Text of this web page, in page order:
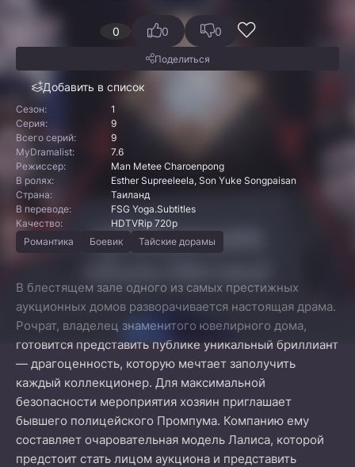
0
Добавить в список
0 0
Поделиться
Сезон:
1
Серия:
9
Всего серий:
9
MyDramalist:
7.6
Режиссер:
Man Metee Charoenpong
В ролях:
Esther Supreeleela, Son Yuke Songpaisan
Страна:
Таиланд
В переводе:
FSG Yoga.Subtitles
Качество:
HDTVRip 720p
Романтика
Боевик Тайские дорамы
В блестящем зале одного из самых престижных
аукционных домов разворачивается настоящая драма.
Рочрат, владелец знаменитого ювелирного дома,
готовится представить публике уникальный бриллиант
— драгоценность, которую мечтает заполучить
каждый коллекционер. Для максимальной
безопасности мероприятия хозяин приглашает
бывшего полицейского Промпума. Компанию ему
составляет очаровательная модель Лалиса, которой
предстоит стать лицом аукциона и представить